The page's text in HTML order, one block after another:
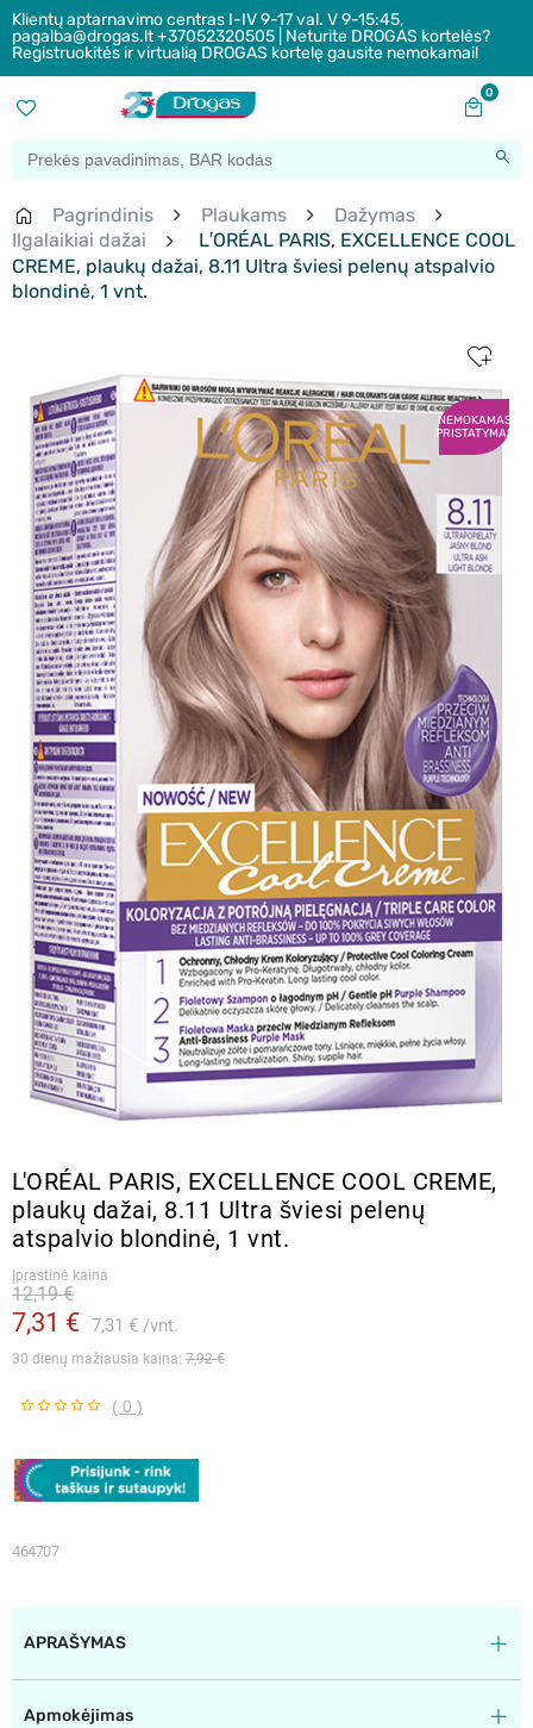
Klientų aptarnavimo centras I-IV 9-17 val. V 9-15:45,
pagalba@drogas.lt +37052320505 | Neturite DROGAS kortelės?
Registruokitės ir virtualią DROGAS kortelę gausite nemokamai!
0
Pagrindinis Plaukams
Dažymas
Ilgalaikiai dažai
L′ORÉAL PARIS, EXCELLENCE COOL
CREME, plaukų dažai, 8.11 Ultra šviesi pelenų atspalvio
blondinė, 1 vnt.
NEMOKAMAS
PRISTATYMAS
L′ORÉAL PARIS, EXCELLENCE COOL CREME,
plaukų dažai, 8.11 Ultra šviesi pelenų
atspalvio blondinė, 1 vnt.
Įprastinė kaina
7,31 € 7,31 € vnt.
12,19 €
30 dienų mažiausia kaina: 7,92 €
( 0 )
464707
APRAŠYMAS
Apmokėjimas